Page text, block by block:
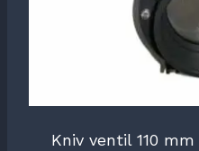
Kniv ventil 110